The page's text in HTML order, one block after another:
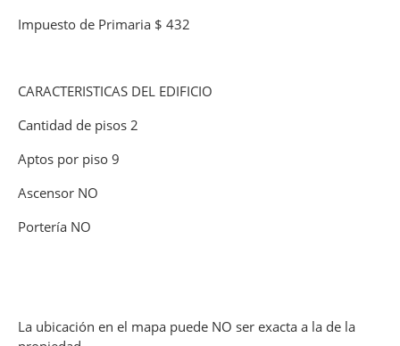
Impuesto de Primaria $ 432
CARACTERISTICAS DEL EDIFICIO
Cantidad de pisos 2
Aptos por piso 9
Ascensor NO
Portería NO
La ubicación en el mapa puede NO ser exacta a la de la